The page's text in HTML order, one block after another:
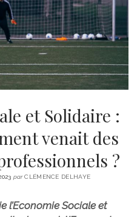
emailemail-
form
et Solidaire :
venait des
?
parCLÉMENCE DELHAYE
l’Economie Sociale et